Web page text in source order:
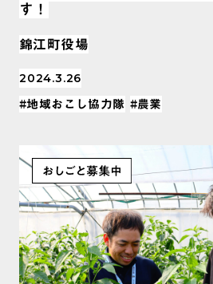
す！
錦江町役場
2024.3.26
#地域おこし協力隊 #農業